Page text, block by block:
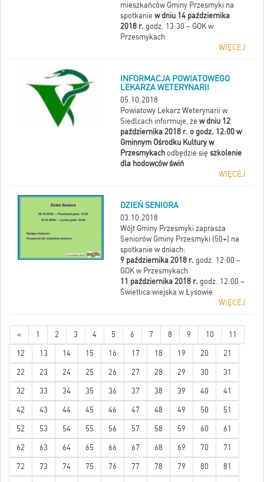
mieszkańców Gminy Przesmyki na
spotkaniew dniu 14 października
2018 r. godz. 13:30 – GOK w
Przesmykach
WIĘCEJ
INFORMACJA POWIATOWEGO
LEKARZA WETERYNARII
05.10.2018
Powiatowy Lekarz Weterynarii w
Siedlcach informuje, żew dniu 12
października 2018 r. o godz. 12:00 w
Gminnym Ośrodku Kultury w
Przesmykach odbędzie sięszkolenie
dla hodowców świń
WIĘCEJ
DZIEŃ SENIORA
03.10.2018
Wójt Gminy Przesmyki zaprasza
Seniorów Gminy Przesmyki (50+) na
spotkanie w dniach:
9 października 2018 r.godz. 12:00 –
GOK w Przesmykach
11 października 2018 r. godz. 12:00 –
Świetlica wiejska w Łysowie
WIĘCEJ
« 1 2 3 4 5 6 7 8 9 10 11
12 13 14 15 16 17 18 19 20 21
22 23 24 25 26 27 28 29 30 31
32 33 34 35 36 37 38 39 40 41
42 43 44 45 46 47 48 49 50 51
52 53 54 55 56 57 58 59 60 61
62 63 64 65 66 67 68 69 70 71
72 73 74 75 76 77 78 79 80 81